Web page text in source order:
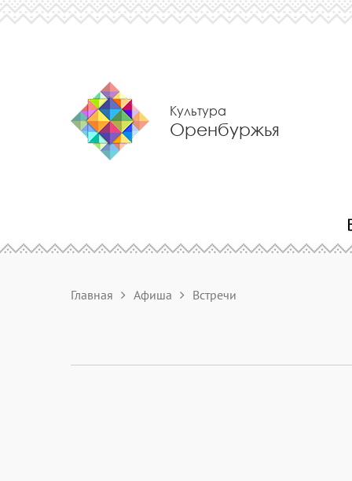
Культура
Оренбуржья
Главная Афиша Встречи